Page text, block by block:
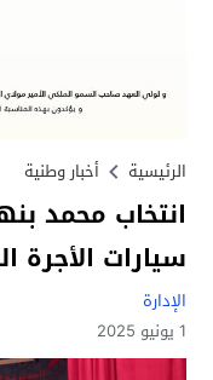
الرئيسية أخبار وطنية
انتخاب محمد
سيارات الأجرة
الإدارة
1 يونيو 2025